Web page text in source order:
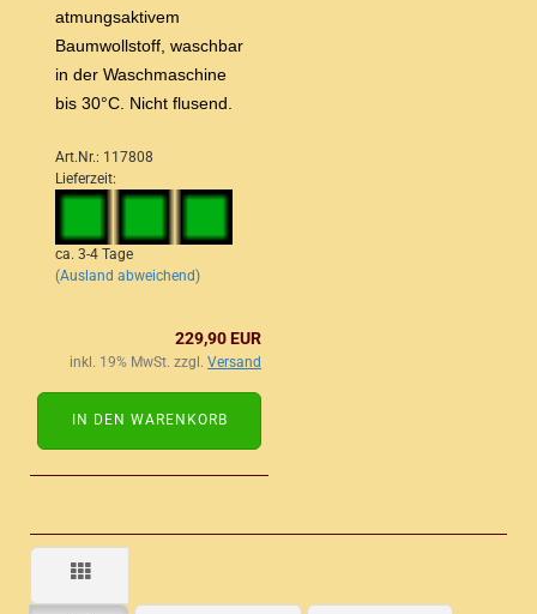
atmungsaktivem
Baumwollstoff, waschbar
in der Waschmaschine
bis 30°C. Nicht flusend.
Art.Nr.: 117808
Lieferzeit:
ca. 3-4 Tage
(Ausland abweichend)
229,90 EUR
inkl. 19% MwSt. zzgl. Versand
IN DEN WARENKORB